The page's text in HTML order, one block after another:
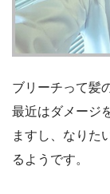
ブリーチって髪
最近はダメージ
ますし、なりた
るようです。